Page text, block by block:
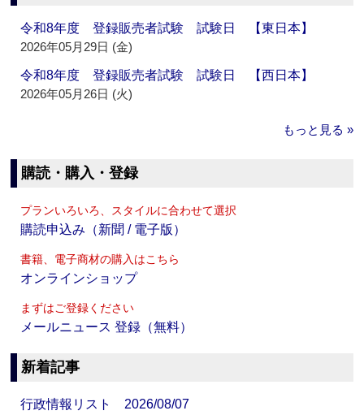
令和8年度 登録販売者試験 試験日 【東日本】
2026年05月29日 (金)
令和8年度 登録販売者試験 試験日 【西日本】
2026年05月26日 (火)
もっと見る »
購読・購入・登録
プランいろいろ、スタイルに合わせて選択
購読申込み（新聞 / 電子版）
書籍、電子商材の購入はこちら
オンラインショップ
まずはご登録ください
メールニュース 登録（無料）
新着記事
行政情報リスト 2026/08/07